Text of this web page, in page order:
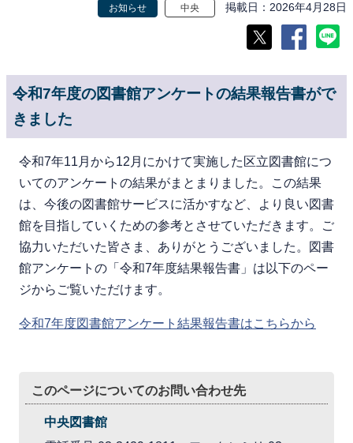
お知らせ 中央 掲載日 2026年4月28日
令和7年度の図書館アンケートの結果報告書がで
きました
令和7年11月から12月にかけて実施した区立図書館につ
いてのアンケートの結果がまとまりました。この結果
は、今後の図書館サービスに活かすなど、より良い図書
館を目指していくための参考とさせていただきます。ご
協力いただいた皆さま、ありがとうございました。図書
館アンケートの「令和7年度結果報告書」は以下のペー
ジからご覧いただけます。
令和7年度図書館アンケート結果報告書はこちらから
このページについてのお問い合わせ先
中央図書館